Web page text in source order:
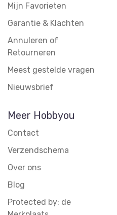
Mijn Favorieten
Garantie & Klachten
Annuleren of
Retourneren
Meest gestelde vragen
Nieuwsbrief
Meer Hobbyou
Contact
Verzendschema
Over ons
Blog
Protected by: de